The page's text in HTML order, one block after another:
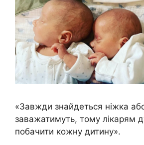
«Завжди знайдеться ніжка
заважатимуть, тому лікарям
побачити кожну дитину».